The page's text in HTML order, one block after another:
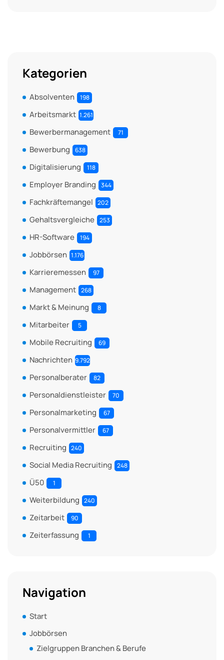
Kategorien
Absolventen 198
Arbeitsmarkt 1.261
Bewerbermanagement 71
Bewerbung 638
Digitalisierung 118
Employer Branding 344
Fachkräftemangel 202
Gehaltsvergleiche 253
HR-Software 194
Jobbörsen 1.176
Karrieremessen 97
Management 268
Markt & Meinung 8
Mitarbeiter 5
Mobile Recruiting 69
Nachrichten 9.792
Personalberater 82
Personaldienstleister 70
Personalmarketing 67
Personalvermittler 67
Recruiting 240
Social Media Recruiting 248
Ü50 1
Weiterbildung 240
Zeitarbeit 90
Zeiterfassung 1
Navigation
Start
Jobbörsen
Zielgruppen Branchen & Berufe